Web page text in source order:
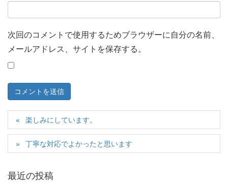
次回のコメントで使用するためブラウザーに自分の名前、
メールアドレス、サイトを保存する。
楽しみにしています。
丁寧な対応でよかったと思います
最近の投稿